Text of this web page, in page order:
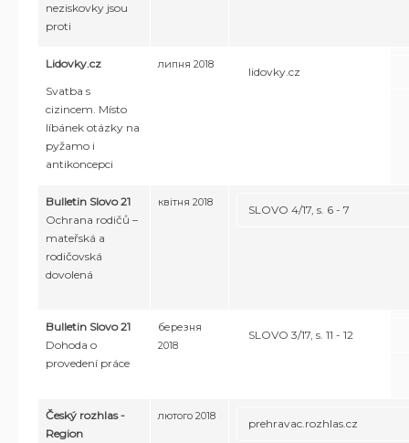
neziskovky jsou
proti
Lidovky.cz
Svatba s
cizincem. Místo
líbánek otázky na
pyžamo i
antikoncepci
липня 2018
lidovky.cz
Bulletin Slovo 21
Ochrana rodičů –
mateřská a
rodičovská
dovolená
квітня 2018
SLOVO 4/17, s. 6 - 7
Bulletin Slovo 21
Dohoda o
provedení práce
березня
2018
SLOVO 3/17, s. 11 - 12
Český rozhlas -
Region
лютого 2018
prehravac.rozhlas.cz